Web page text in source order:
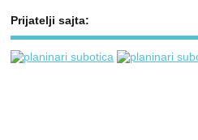
Prijatelji sajta: